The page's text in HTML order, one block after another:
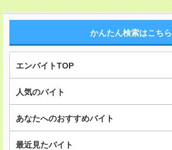
かんたん検索はこちら
エンバイトTOP
人気のバイト
あなたへのおすすめバイト
最近見たバイト